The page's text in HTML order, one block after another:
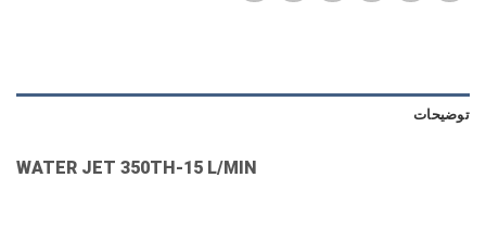
توضیحات
WATER JET 350TH-15 L/MIN